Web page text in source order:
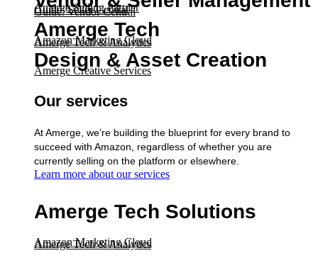
Amerge Selling Partner
Guide: Seller Central
Guide: Vendor Central
Amerge Tech
Amazon Marketing Cloud
Amerge Tech & Analytics
Design & Asset Creation
Amerge Creative Services
Our services
At Amerge, we’re building the blueprint for every brand to
succeed with Amazon, regardless of whether you are
currently selling on the platform or elsewhere.
Learn more about our services
Amerge Tech Solutions
Amazon Marketing Cloud
Amerge Tech & Analytics